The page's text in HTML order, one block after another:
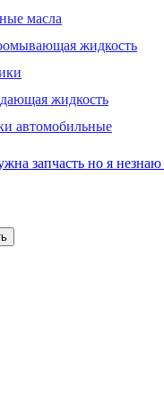
масла
жидкость
жидкость
автомобильные
запчасть но я незнаю